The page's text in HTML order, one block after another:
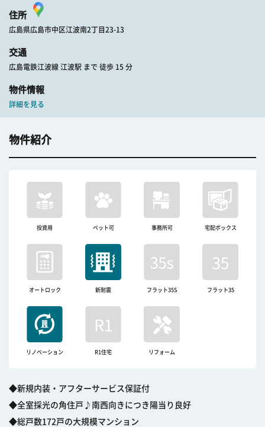
住所
広島県広島市中区江波南2丁目23-13
交通
広島電鉄江波線 江波駅 まで 徒歩 15 分
物件情報
詳細を見る
物件紹介
投資用 ペット可 事務所可 宅配ボックス
オートロック 新耐震 フラット35S フラット35
リノベーション R1住宅 リフォーム
◆新規内装・アフターサービス保証付
◆全室採光の角住戸♪南西向きにつき陽当り良好
◆総戸数172戸の大規模マンション